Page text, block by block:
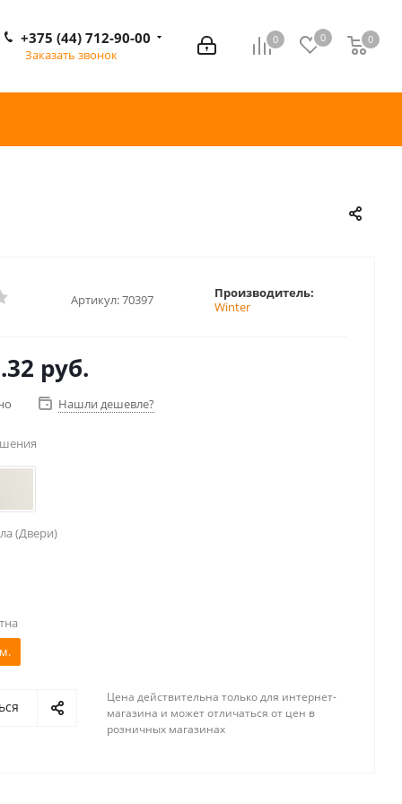
0 0 0
0
+375 (44) 712-90-00
Заказать звонок
Артикул:70397
Производитель:
Winter
руб.
Нашли дешевле?
(Двери)
Цена действительна только для интернет-
магазина и может отличаться от цен в
розничных магазинах